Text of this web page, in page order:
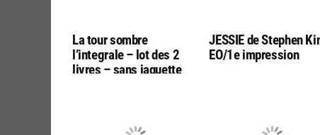
La tour sombre
l’integrale – lot des 2
livres – sans jaquette
JESSIE de Stephen
EO/1e impression